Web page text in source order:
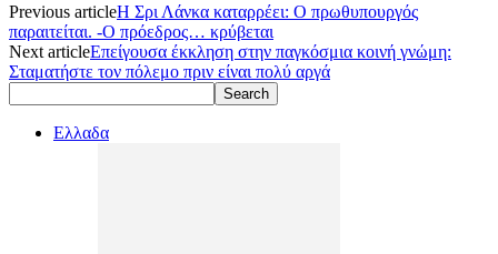
Previous articleΗ Σρι Λάνκα καταρρέει: Ο πρωθυπουργός
παραιτείται. -Ο πρόεδρος… κρύβεται
Next articleΕπείγουσα έκκληση στην παγκόσμια κοινή γνώμη:
Σταματήστε τον πόλεμο πριν είναι πολύ αργά
Ελλαδα